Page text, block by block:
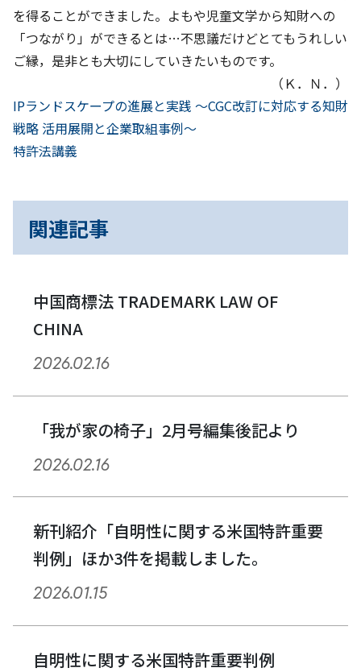
を得ることができました。よもや児童文学から知財への
「つながり」ができるとは…不思議だけどとてもうれしい
ご縁，是非とも大切にしていきたいものです。
（Ｋ．Ｎ．）
投
稿
ゲ
前
へ
IPランドスケープの進展と実践 ～CGC改訂に対応する知財
戦略 活用展開と企業取組事例～
次
特許法講義
関連記事
中国商標法 TRADEMARK LAW OF
CHINA
2026.02.16
「我が家の椅子」2月号編集後記より
2026.02.16
新刊紹介「自明性に関する米国特許重要
判例」ほか3件を掲載しました。
2026.01.15
自明性に関する米国特許重要判例